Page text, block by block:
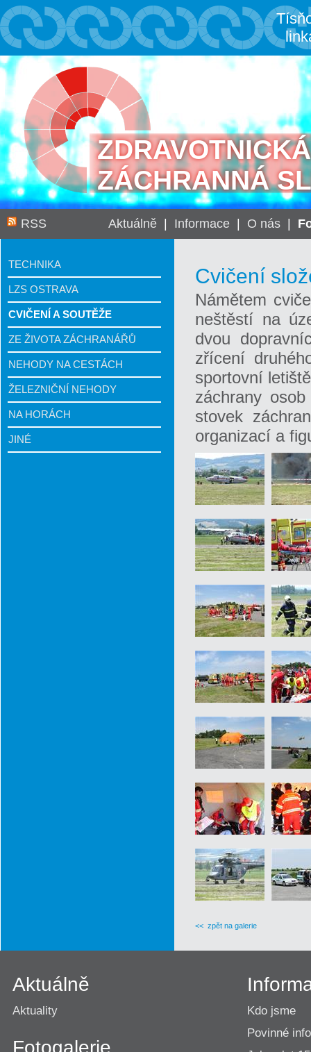
ZDRAVOTNICKÁ
ZÁCHRANNÁ
RSS Aktuálně| Informace| O nás|
TECHNIKA
LZS OSTRAVA
CVIČENÍ A SOUTĚŽE
ZE ŽIVOTA ZÁCHRANÁŘŮ
NEHODY NA CESTÁCH
ŽELEZNIČNÍ NEHODY
NA HORÁCH
JINÉ
Cvičení
Námětem
neštěstí na
dvou
zřícení
sportovní
záchrany
stovek
organizací a
<< zpět na galerie
Aktuálně
Aktuality
Fotogalerie
Kdo jsme
Povinné